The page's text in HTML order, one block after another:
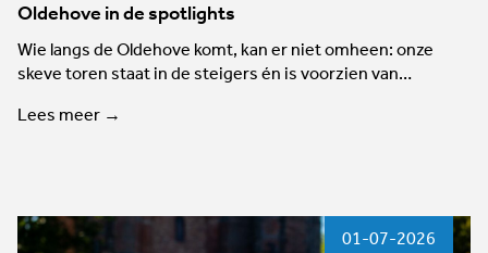
Oldehove in de spotlights
Wie langs de Oldehove komt, kan er niet omheen: onze
skeve toren staat in de steigers én is voorzien van…
Lees meer →
01-07-2026